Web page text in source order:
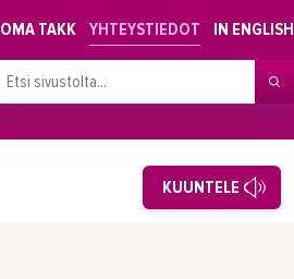
OMA TAKK YHTEYSTIEDOT IN ENGLISH
KUUNTELE
Alkavat koulutukset osiosta